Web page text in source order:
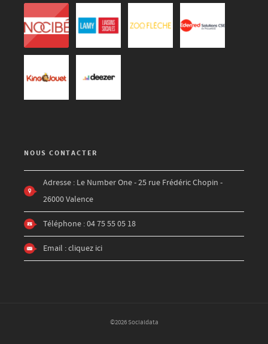
NOUS CONTACTER
Adresse : Le Number One - 25 rue Frédéric Chopin -
26000 Valence
Téléphone : 04 75 55 05 18
Email :cliquez ici
©2026 Socialdata